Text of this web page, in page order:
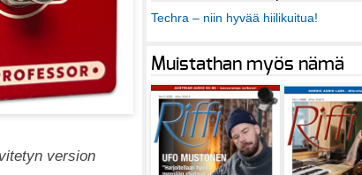
version
Techra – niin hyvää hiilikuitua!
Muistathan myös nämä